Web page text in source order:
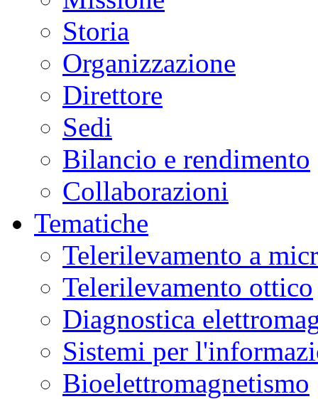
Storia
Organizzazione
Direttore
Sedi
Bilancio e rendimento
Collaborazioni
Tematiche
Telerilevamento a
Telerilevamento ottico
Diagnostica
Sistemi per
Bioelettromagnetismo